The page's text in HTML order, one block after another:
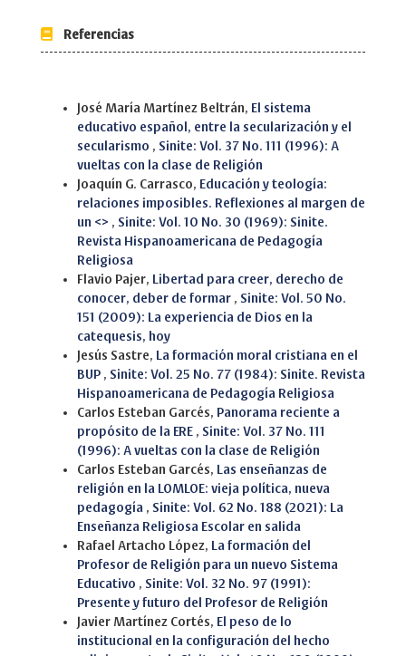
Referencias
José María Martínez Beltrán, El sistema
educativo español, entre la secularización y el
secularismo , Sinite: Vol. 37 No. 111 (1996): A
vueltas con la clase de Religión
Joaquín G. Carrasco, Educación y teología:
relaciones imposibles. Reflexiones al margen de
un <> , Sinite: Vol. 10 No. 30 (1969): Sinite.
Revista Hispanoamericana de Pedagogía
Religiosa
Flavio Pajer, Libertad para creer, derecho de
conocer, deber de formar , Sinite: Vol. 50 No.
151 (2009): La experiencia de Dios en la
catequesis, hoy
Jesús Sastre, La formación moral cristiana en el
BUP , Sinite: Vol. 25 No. 77 (1984): Sinite. Revista
Hispanoamericana de Pedagogía Religiosa
Carlos Esteban Garcés, Panorama reciente a
propósito de la ERE , Sinite: Vol. 37 No. 111
(1996): A vueltas con la clase de Religión
Carlos Esteban Garcés, Las enseñanzas de
religión en la LOMLOE: vieja política, nueva
pedagogía , Sinite: Vol. 62 No. 188 (2021): La
Enseñanza Religiosa Escolar en salida
Rafael Artacho López, La formación del
Profesor de Religión para un nuevo Sistema
Educativo , Sinite: Vol. 32 No. 97 (1991):
Presente y futuro del Profesor de Religión
Javier Martínez Cortés, El peso de lo
institucional en la configuración del hecho